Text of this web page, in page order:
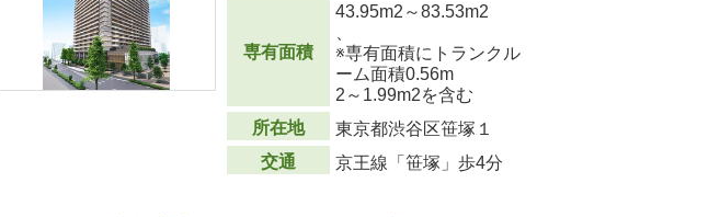
専有面積
43.95m2 ～83.53m2
※専有面積にトランクル
ーム面積0.56m
2 ～1.99m2を含む
所在地
東京都渋谷区笹塚１
交通
京王線「笹塚」歩4分